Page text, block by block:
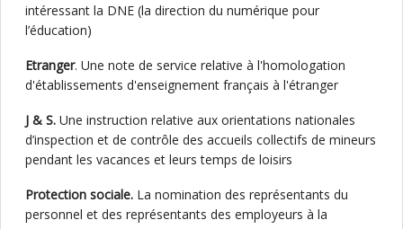
intéressant la DNE (la direction du numérique pour
l’éducation)
Etranger. Une note de service relative à l'homologation
d'établissements d'enseignement français à l'étranger
J & S. Une instruction relative aux orientations nationales
d’inspection et de contrôle des accueils collectifs de mineurs
pendant les vacances et leurs temps de loisirs
Protection sociale. La nomination des représentants du
personnel et des représentants des employeurs à la